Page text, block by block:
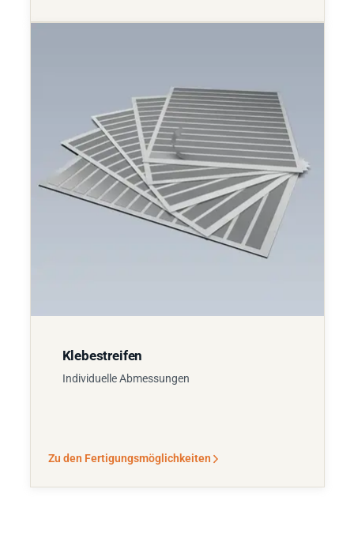
Klebestreifen
Individuelle Abmessungen
Zu den Fertigungsmöglichkeiten